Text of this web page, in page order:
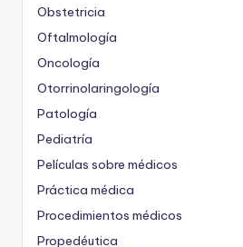
Obstetricia
Oftalmología
Oncología
Otorrinolaringología
Patología
Pediatría
Películas sobre médicos
Práctica médica
Procedimientos médicos
Propedéutica